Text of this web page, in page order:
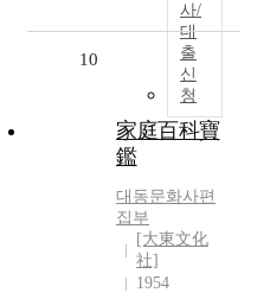
사/
대
출
신
청
10
家庭百科寶
鑑
대동문화사편
집부
[大東文化
社]
1954